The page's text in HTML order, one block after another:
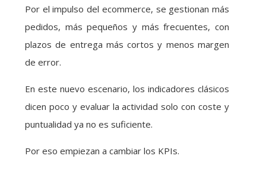
Por el impulso del ecommerce, se gestionan más
pedidos, más pequeños y más frecuentes, con
plazos de entrega más cortos y menos margen
de error.
En este nuevo escenario, los indicadores clásicos
dicen poco y evaluar la actividad solo con coste y
puntualidad ya no es suficiente.
Por eso empiezan a cambiar los KPIs.